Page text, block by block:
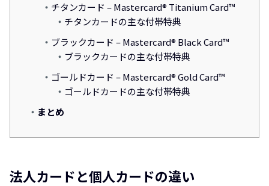
チタンカード – Mastercard® Titanium Card™
チタンカードの主な付帯特典
ブラックカード – Mastercard® Black Card™
ブラックカードの主な付帯特典
ゴールドカード – Mastercard® Gold Card™
ゴールドカードの主な付帯特典
まとめ
法人カードと個人カードの違い